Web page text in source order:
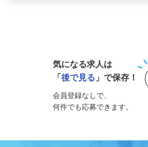
気になる求人は
「後で見る 」で保存！
会員登録なしで、
何件でも応募できます。